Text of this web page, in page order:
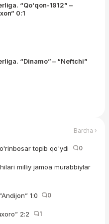
“Qo'qon-1912” –
0:1
“Dinamo” – “Neftchi”
Barcha ›
topib qo'ydi 0
milliy jamoa murabbiylar
1:0 0
2:2 1